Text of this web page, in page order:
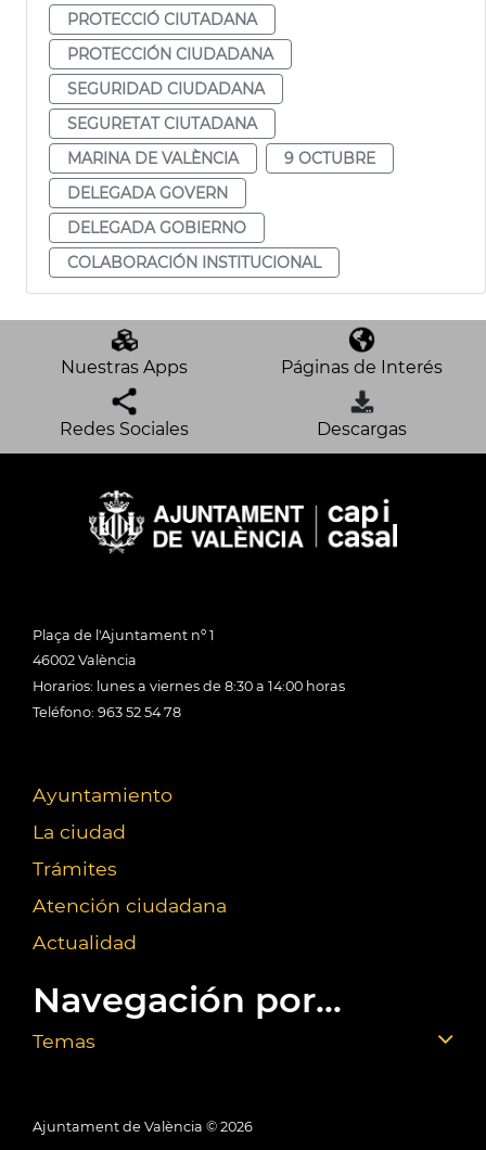
PROTECCIÓ CIUTADANA
PROTECCIÓN CIUDADANA
SEGURIDAD CIUDADANA
SEGURETAT CIUTADANA
MARINA DE VALÈNCIA
9 OCTUBRE
DELEGADA GOVERN
DELEGADA GOBIERNO
COLABORACIÓN INSTITUCIONAL
Nuestras Apps Páginas de Interés
Redes Sociales Descargas
Plaça de l'Ajuntament nº 1
46002 València
Horarios: lunes a viernes de 8:30 a 14:00 horas
Teléfono: 963 52 54 78
Ayuntamiento
La ciudad
Trámites
Atención ciudadana
Actualidad
Navegación por...
Temas
Ajuntament de València © 2026